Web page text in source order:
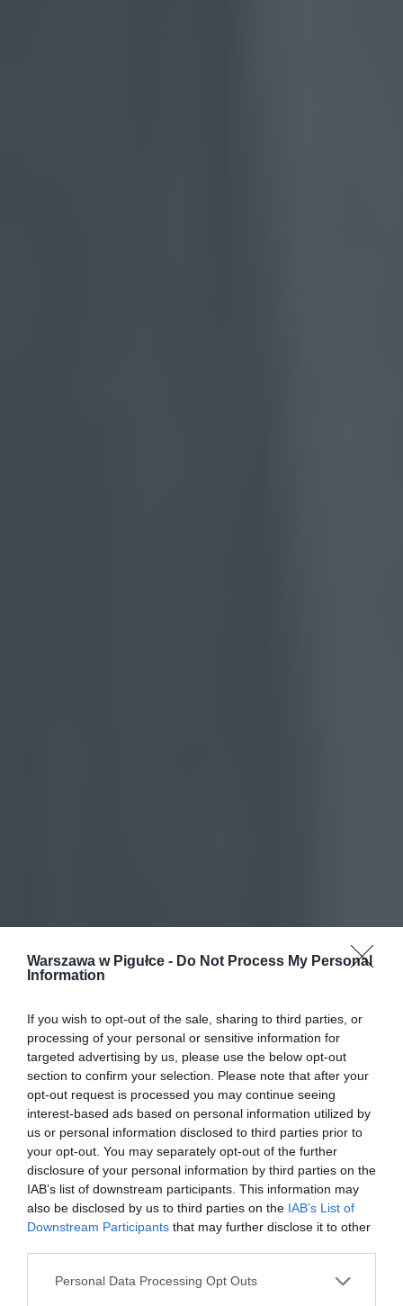
Warszawa w Pigułce - Do Not Process My Personal
Information
If you wish to opt-out of the sale, sharing to third parties, or
processing of your personal or sensitive information for
targeted advertising by us, please use the below opt-out
section to confirm your selection. Please note that after your
opt-out request is processed you may continue seeing
interest-based ads based on personal information utilized by
us or personal information disclosed to third parties prior to
your opt-out. You may separately opt-out of the further
disclosure of your personal information by third parties on the
IAB’s list of downstream participants. This information may
also be disclosed by us to third parties on the IAB’s List of
Downstream Participants that may further disclose it to other
Personal Data Processing Opt Outs